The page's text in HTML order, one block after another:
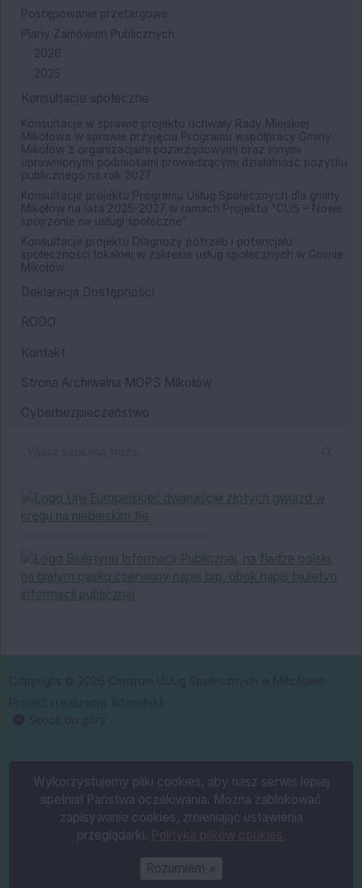
Wykorzystujemy pliki cookies, aby nasz serwis lepiej
spełniał Państwa oczekiwania. Można zablokować
zapisywanie cookies, zmieniając ustawienia
przeglądarki.
Polityka plików cookies.
Rozumiem ×
Postępowanie przetargowe
Plany Zamówień Publicznych
2026
2025
Konsultacje społeczne
Konsultacje w sprawie projektu uchwały Rady Miejskiej
Mikołowa w sprawie przyjęcia Programu współpracy Gminy
Mikołów z organizacjami pozarządowymi oraz innymi
uprawnionymi podmiotami prowadzącymi działalność pożytku
publicznego na rok 2027
Konsultacje projektu Programu Usług Społecznych dla gminy
Mikołów na lata 2025-2027 w ramach Projektu "CUS – Nowe
spojrzenie na usługi społeczne”
Konsultacje projektu Diagnozy potrzeb i potencjału
społeczności lokalnej w zakresie usług społecznych w Gminie
Mikołów
Deklaracja Dostępności
RODO
Kontakt
Strona Archiwalna MOPS Mikołów
Cyberbezpieczeństwo
Unia Europejska
BIP